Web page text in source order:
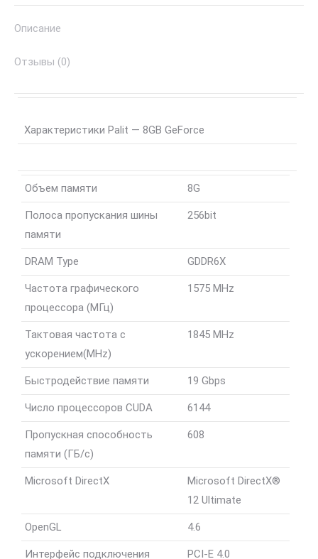
GAMEROCK
GDDR6
DP
HDMI
LHR
Описание
Отзывы (0)
Характеристики Palit — 8GB GeForce
Объем памяти 8G
Полоса пропускания шины
памяти
256bit
DRAM Type GDDR6X
Частота графического
процессора (МГц)
1575 MHz
Тактовая частота с
ускорением(MHz)
1845 MHz
Быстродействие памяти 19 Gbps
Число процессоров CUDA 6144
Пропускная способность
памяти (ГБ/с)
608
Microsoft DirectX
Microsoft DirectX®
12 Ultimate
OpenGL 4.6
Интерфейс подключения PCI-E 4.0